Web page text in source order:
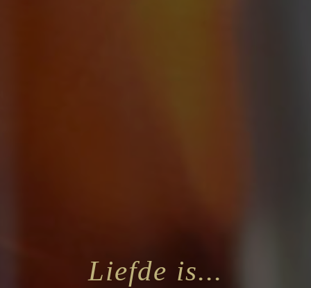
Liefde is...